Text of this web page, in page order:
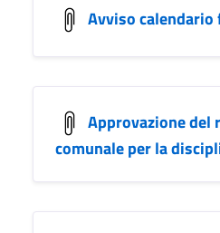
Avviso calendario
Approvazione del
comunale per la